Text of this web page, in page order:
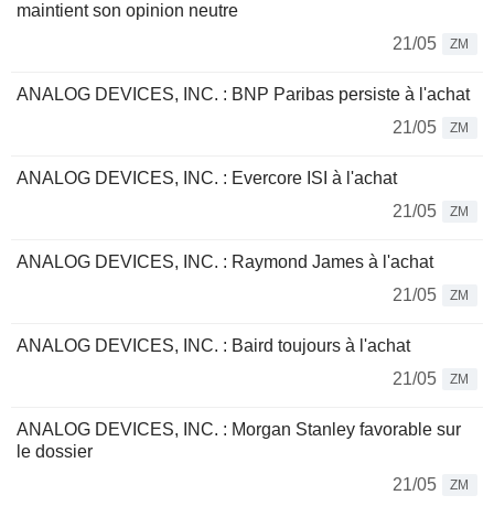
maintient son opinion neutre
21/05
ZM
ANALOG DEVICES, INC. : BNP Paribas persiste à l'achat
21/05
ZM
ANALOG DEVICES, INC. : Evercore ISI à l'achat
21/05
ZM
ANALOG DEVICES, INC. : Raymond James à l'achat
21/05
ZM
ANALOG DEVICES, INC. : Baird toujours à l'achat
21/05
ZM
ANALOG DEVICES, INC. : Morgan Stanley favorable sur
le dossier
21/05
ZM